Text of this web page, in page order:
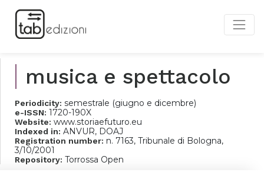
musica e spettacolo
Periodicity: semestrale (giugno e dicembre)
e-ISSN: 1720-190X
Website: www.storiaefuturo.eu
Indexed in: ANVUR, DOAJ
Registration number: n. 7163, Tribunale di Bologna,
3/10/2001
Repository: Torrossa Open